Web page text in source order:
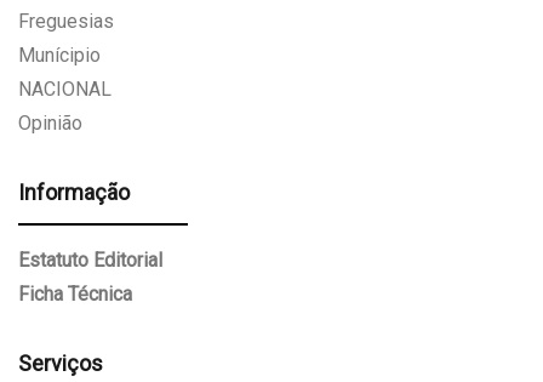
Freguesias
Munícipio
NACIONAL
Opinião
Informação
Estatuto Editorial
Ficha Técnica
Serviços